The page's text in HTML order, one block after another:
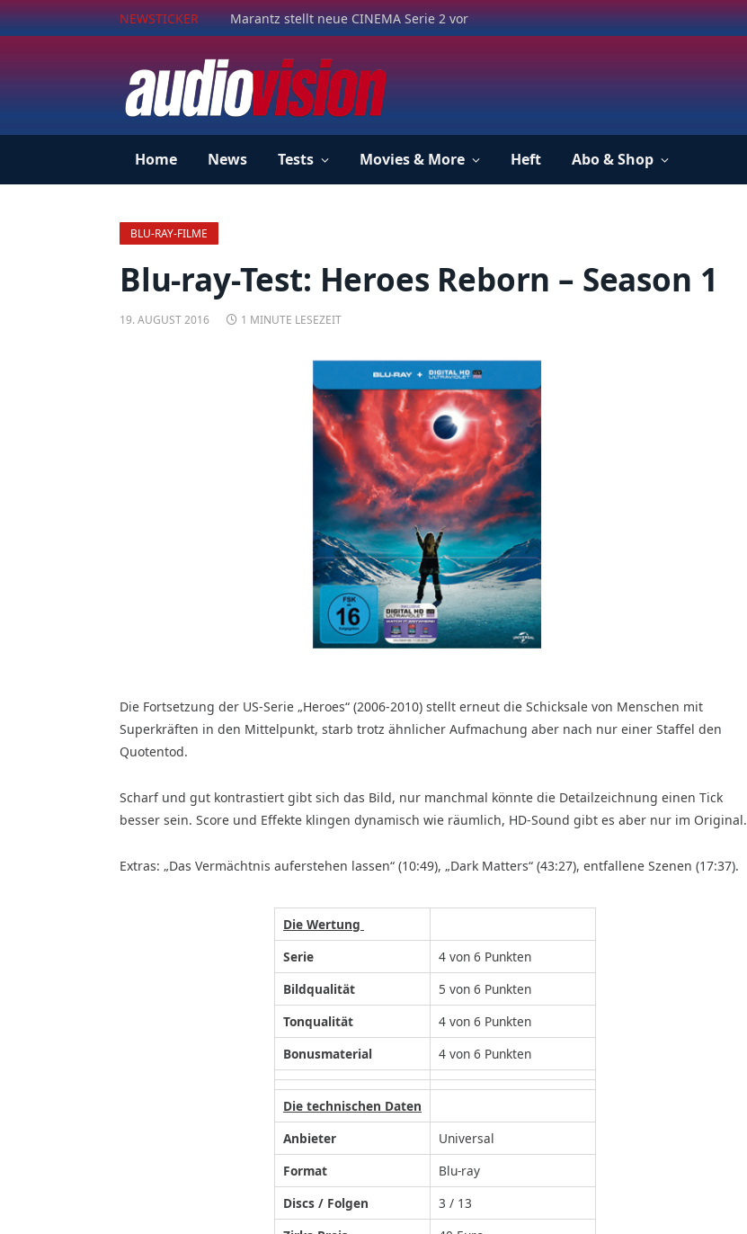
NEWSTICKER Marantz stellt neue CINEMA Serie 2 vor
Home News Tests Movies & More Heft Abo & Shop
BLU-RAY-FILME
Blu-ray-Test: Heroes Reborn – Season 1
19. AUGUST 2016 1 MINUTE LESEZEIT
Die Fortsetzung der US-Serie „Heroes“ (2006-2010) stellt erneut die Schicksale von Menschen mit
Superkräften in den Mittelpunkt, starb trotz ähnlicher Aufmachung aber nach nur einer Staffel den
Quoten­tod.
Scharf und gut kontrastiert gibt sich das Bild, nur manchmal könnte die Detailzeichnung einen Tick
besser sein. Score und Effekte klingen dynamisch wie räumlich, HD-Sound gibt es aber nur im Original.
Extras: „Das Vermächtnis auferstehen lassen“ (10:49), „Dark Matters“ (43:27), entfallene Szenen (17:37).
Die Wertung
Serie
4 von 6 Punkten
Bildqualität
5 von 6 Punkten
Tonqualität
4 von 6 Punkten
Bonusmaterial
4 von 6 Punkten
Die technischen Daten
Anbieter
Universal
Format
Blu-ray
Discs / Folgen
3 / 13